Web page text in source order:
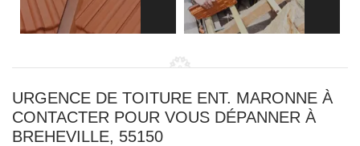
URGENCE DE TOITURE ENT. MARONNE À
CONTACTER POUR VOUS DÉPANNER À
BREHEVILLE, 55150